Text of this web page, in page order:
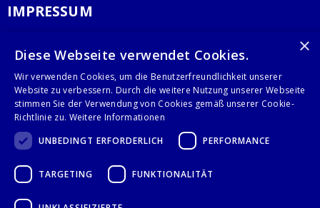
IMPRESSUM
AGB
KONTAKT
Stalgast GmbH
28359 Bremen
×
Diese Webseite verwendet Cookies.
Wir verwenden Cookies, um die Benutzerfreundlichkeit unserer
Website zu verbessern. Durch die weitere Nutzung unserer Webseite
stimmen Sie der Verwendung von Cookies gemäß unserer Cookie-
Richtlinie zu. Weitere Informationen
UNBEDINGT ERFORDERLICH
PERFORMANCE
TARGETING FUNKTIONALITÄT